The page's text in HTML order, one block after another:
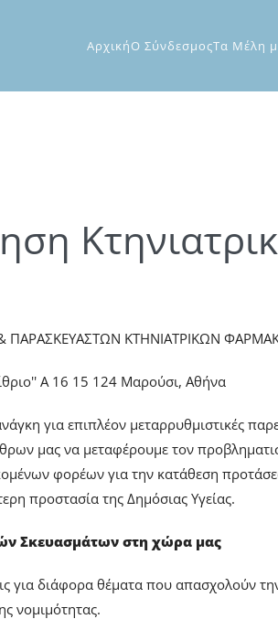
ΑρχικήΟ ΣύνδεσμοςΤα Μέλη
ΚΤΗΝΙΑΤΡΙΚΩΝ
Α 16 15 124 Mαρούσι, Αθήνα
για επιπλέον μεταρρυθμιστικές
μας να μεταφέρουμε τον
φορέων για την κατάθεση
προστασία της Δημόσιας Υγείας.
Σκευασμάτων στη χώρα μας
για διάφορα θέματα που απασχολούν
νομιμότητας.